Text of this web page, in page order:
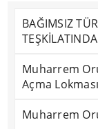
BAĞIMSIZ
Muharrem
Açma
Muharrem